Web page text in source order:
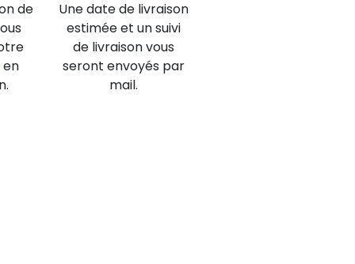
de
Une date de livraison
estimée et un suivi
de livraison vous
seront envoyés par
mail.